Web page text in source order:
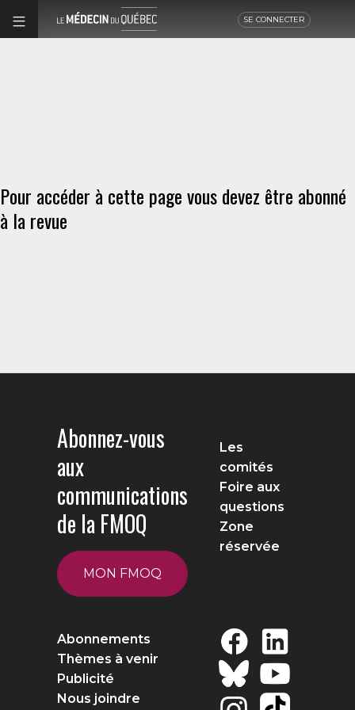
SE CONNECTER
Pour accéder à cette page vous devez être abonné
à la revue
Abonnez-vous
aux
communications
de la FMOQ
MON FMOQ
Les
comités
Foire aux
questions
Zone
réservée
Abonnements
Thèmes à venir
Publicité
Nous joindre